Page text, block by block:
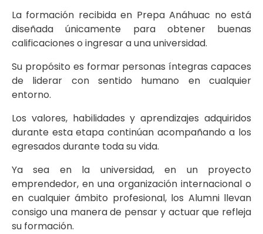
La formación recibida en Prepa Anáhuac no está
diseñada únicamente para obtener buenas
calificaciones o ingresar a una universidad.
Su propósito es formar personas íntegras capaces
de liderar con sentido humano en cualquier
entorno.
Los valores, habilidades y aprendizajes adquiridos
durante esta etapa continúan acompañando a los
egresados durante toda su vida.
Ya sea en la universidad, en un proyecto
emprendedor, en una organización internacional o
en cualquier ámbito profesional, los Alumni llevan
consigo una manera de pensar y actuar que refleja
su formación.